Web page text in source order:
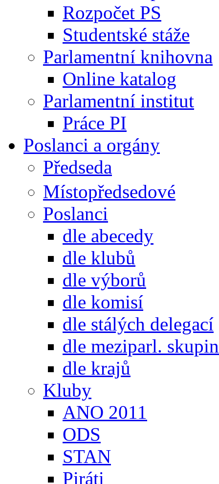
Rozpočet PS
Studentské stáže
Parlamentní knihovna
Online katalog
Parlamentní institut
Práce PI
Poslanci a orgány
Předseda
Místopředsedové
Poslanci
dle abecedy
dle klubů
dle výborů
dle komisí
dle stálých delegací
dle meziparl. skupin
dle krajů
Kluby
ANO 2011
ODS
STAN
Piráti